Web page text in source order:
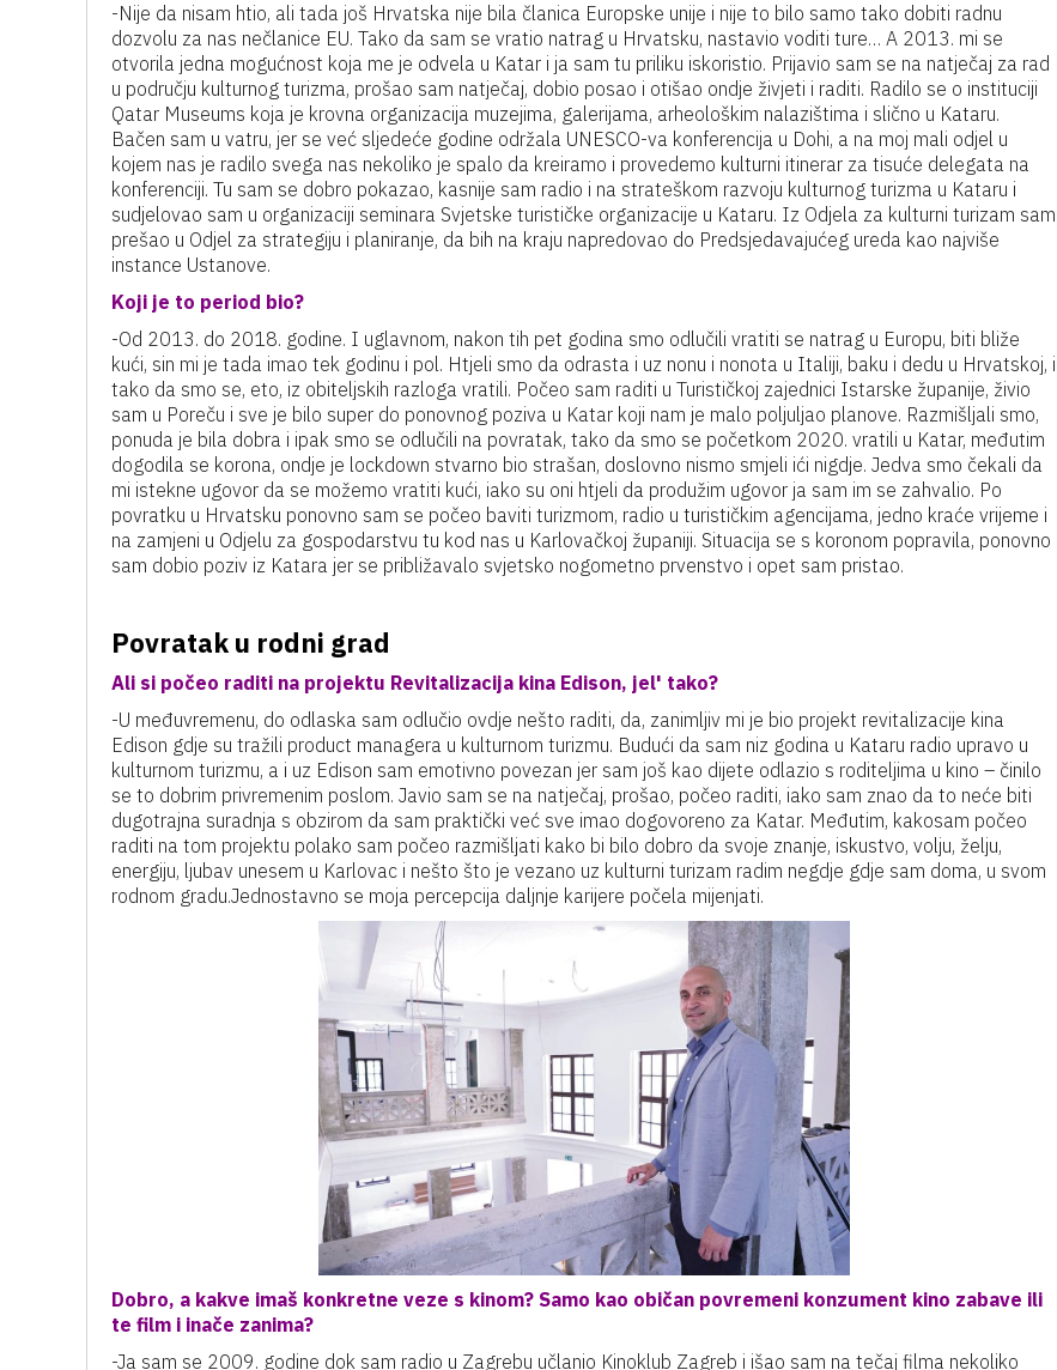
-Nije da nisam htio, ali tada još Hrvatska nije bila članica Europske unije i nije to bilo samo tako dobiti radnu
dozvolu za nas nečlanice EU. Tako da sam se vratio natrag u Hrvatsku, nastavio voditi ture… A 2013. mi se
otvorila jedna mogućnost koja me je odvela u Katar i ja sam tu priliku iskoristio. Prijavio sam se na natječaj za rad
u području kulturnog turizma, prošao sam natječaj, dobio posao i otišao ondje živjeti i raditi. Radilo se o instituciji
Qatar Museums koja je krovna organizacija muzejima, galerijama, arheološkim nalazištima i slično u Kataru.
Bačen sam u vatru, jer se već sljedeće godine održala UNESCO-va konferencija u Dohi, a na moj mali odjel u
kojem nas je radilo svega nas nekoliko je spalo da kreiramo i provedemo kulturni itinerar za tisuće delegata na
konferenciji. Tu sam se dobro pokazao, kasnije sam radio i na strateškom razvoju kulturnog turizma u Kataru i
sudjelovao sam u organizaciji seminara Svjetske turističke organizacije u Kataru. Iz Odjela za kulturni turizam sam
prešao u Odjel za strategiju i planiranje, da bih na kraju napredovao do Predsjedavajućeg ureda kao najviše
instance Ustanove.
Koji je to period bio?
-Od 2013. do 2018. godine. I uglavnom, nakon tih pet godina smo odlučili vratiti se natrag u Europu, biti bliže
kući, sin mi je tada imao tek godinu i pol. Htjeli smo da odrasta i uz nonu i nonota u Italiji, baku i dedu u Hrvatskoj, i
tako da smo se, eto, iz obiteljskih razloga vratili. Počeo sam raditi u Turističkoj zajednici Istarske županije, živio
sam u Poreču i sve je bilo super do ponovnog poziva u Katar koji nam je malo poljuljao planove. Razmišljali smo,
ponuda je bila dobra i ipak smo se odlučili na povratak, tako da smo se početkom 2020. vratili u Katar, međutim
dogodila se korona, ondje je lockdown stvarno bio strašan, doslovno nismo smjeli ići nigdje. Jedva smo čekali da
mi istekne ugovor da se možemo vratiti kući, iako su oni htjeli da produžim ugovor ja sam im se zahvalio. Po
povratku u Hrvatsku ponovno sam se počeo baviti turizmom, radio u turističkim agencijama, jedno kraće vrijeme i
na zamjeni u Odjelu za gospodarstvu tu kod nas u Karlovačkoj županiji. Situacija se s koronom popravila, ponovno
sam dobio poziv iz Katara jer se približavalo svjetsko nogometno prvenstvo i opet sam pristao.
Povratak u rodni grad
Ali si počeo raditi na projektu Revitalizacija kina Edison, jel' tako?
-U međuvremenu, do odlaska sam odlučio ovdje nešto raditi, da, zanimljiv mi je bio projekt revitalizacije kina
Edison gdje su tražili product managera u kulturnom turizmu. Budući da sam niz godina u Kataru radio upravo u
kulturnom turizmu, a i uz Edison sam emotivno povezan jer sam još kao dijete odlazio s roditeljima u kino – činilo
se to dobrim privremenim poslom. Javio sam se na natječaj, prošao, počeo raditi, iako sam znao da to neće biti
dugotrajna suradnja s obzirom da sam praktički već sve imao dogovoreno za Katar. Međutim, kakosam počeo
raditi na tom projektu polako sam počeo razmišljati kako bi bilo dobro da svoje znanje, iskustvo, volju, želju,
energiju, ljubav unesem u Karlovac i nešto što je vezano uz kulturni turizam radim negdje gdje sam doma, u svom
rodnom gradu.Jednostavno se moja percepcija daljnje karijere počela mijenjati.
Dobro, a kakve imaš konkretne veze s kinom? Samo kao običan povremeni konzument kino zabave ili
te film i inače zanima?
-Ja sam se 2009. godine dok sam radio u Zagrebu učlanio Kinoklub Zagreb i išao sam na tečaj filma nekoliko